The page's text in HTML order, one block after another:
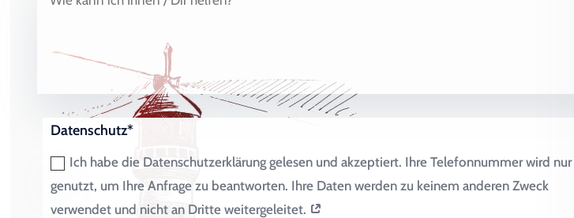
Datenschutz*
Ich habe die Datenschutzerklärung gelesen und akzeptiert. Ihre Telefonnummer wird nur
genutzt, um Ihre Anfrage zu beantworten. Ihre Daten werden zu keinem anderen Zweck
verwendet und nicht an Dritte weitergeleitet.